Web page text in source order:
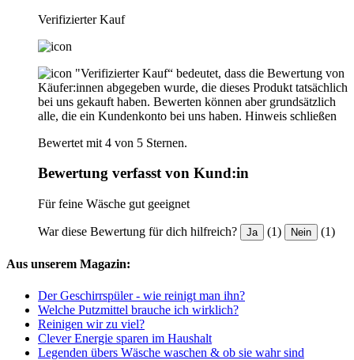
Verifizierter Kauf
"Verifizierter Kauf“ bedeutet, dass die Bewertung von
Käufer:innen abgegeben wurde, die dieses Produkt tatsächlich
bei uns gekauft haben. Bewerten können aber grundsätzlich
alle, die ein Kundenkonto bei uns haben. Hinweis schließen
Bewertet mit 4 von 5 Sternen.
Bewertung verfasst von Kund:in
Für feine Wäsche gut geeignet
War diese Bewertung für dich hilfreich? Ja (1) Nein (1)
Aus unserem Magazin:
Der Geschirrspüler - wie reinigt man ihn?
Welche Putzmittel brauche ich wirklich?
Reinigen wir zu viel?
Clever Energie sparen im Haushalt
Legenden übers Wäsche waschen & ob sie wahr sind